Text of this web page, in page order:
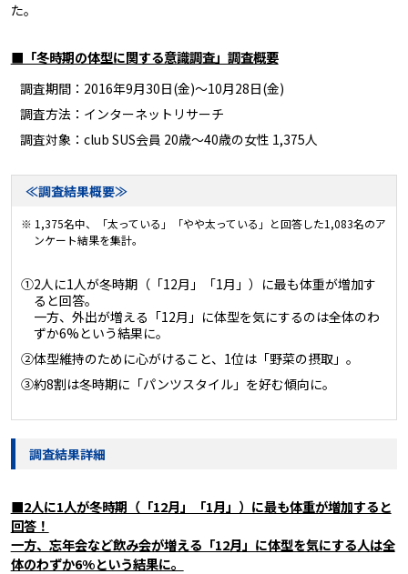
た。
■「冬時期の体型に関する意識調査」調査概要
調査期間：2016年9月30日(金)～10月28日(金)
調査方法：インターネットリサーチ
調査対象：club SUS会員 20歳～40歳の女性 1,375人
≪調査結果概要≫
※ 1,375名中、「太っている」「やや太っている」と回答した1,083名のア
ンケート結果を集計。
①2人に1人が冬時期（「12月」「1月」）に最も体重が増加す
ると回答。
一方、外出が増える「12月」に体型を気にするのは全体のわ
ずか6%という結果に。
②体型維持のために心がけること、1位は「野菜の摂取」。
③約8割は冬時期に「パンツスタイル」を好む傾向に。
調査結果詳細
■2人に1人が冬時期（「12月」「1月」）に最も体重が増加すると
回答！
一方、忘年会など飲み会が増える「12月」に体型を気にする人は全
体のわずか6%という結果に。